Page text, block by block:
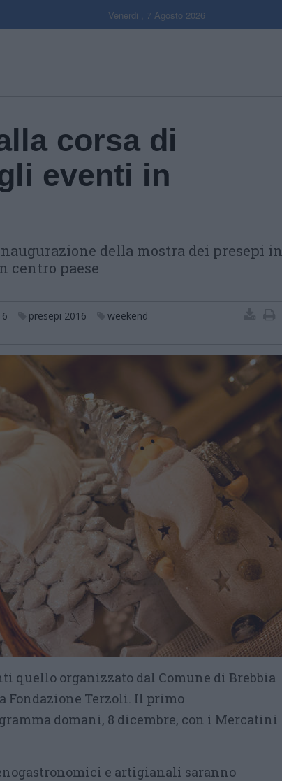
Venerdi , 7 Agosto 2026
corsa di
eventi in
della mostra dei presepi in
centro paese
presepi 2016
weekend
quello organizzato dal Comune di Brebbia
Fondazione Terzoli. Il primo
domani, 8 dicembre, con i Mercatini
e artigianali saranno